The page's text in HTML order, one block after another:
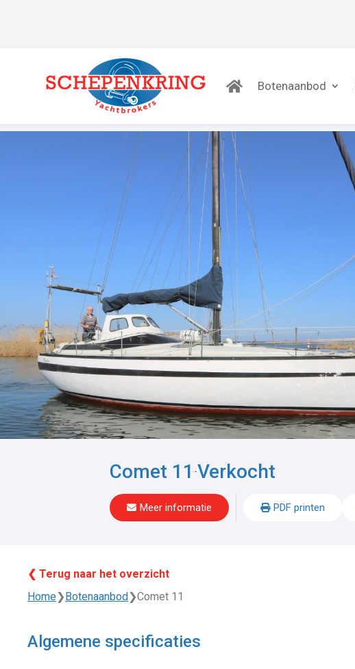
Botenaanbod
Comet 11 -Verkocht
Meer informatie PDF printen
❮ Terug naar het overzicht
Home❯Botenaanbod❯Comet 11
Algemene specificaties